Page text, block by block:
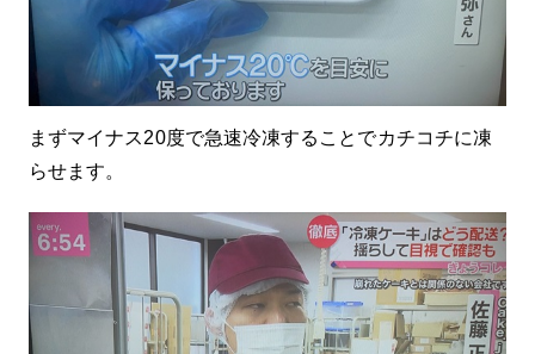
まずマイナス20度で急速冷凍することでカチコチに凍
らせます。